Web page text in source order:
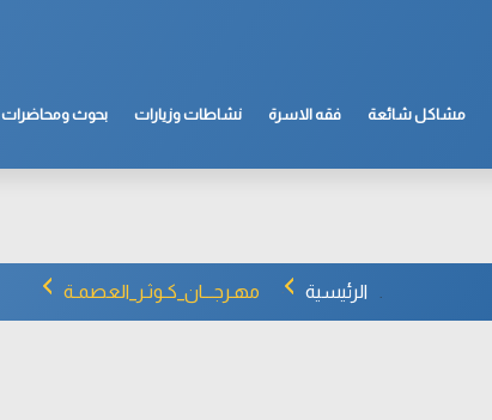
مشاكل شائعة فقه الاسرة نشاطات وزيارات بحوث ومحاضرات
الرئيسية مهـرجـــان_كـوثـر_العصمـة